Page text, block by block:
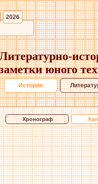
2026
юного
История
Хронограф